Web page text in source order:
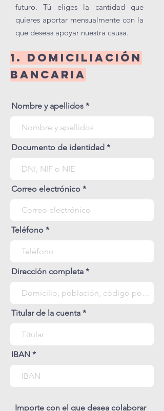
futuro. Tú eliges la cantidad que
quieres aportar mensualmente con la
que deseas apoyar nuestra causa.
1. domiciliación
bancaria
Nombre y apellidos
Documento de identidad
Correo electrónico
Teléfono
Dirección completa
Titular de la cuenta
IBAN
Importe con el que desea colaborar